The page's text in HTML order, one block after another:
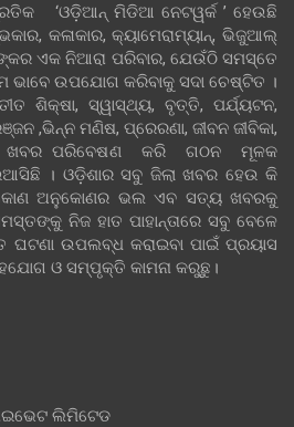
‘ଓଡ଼ିଆନ୍‍ ମିଡିଆ ନେଟୱର୍କ ’ ହେଉଛି
କଳାକାର, କ୍ୟାମେରାମ୍ୟାନ୍, ଭିଜୁଆଲ୍
ଏକ ନିଆରା ପରିବାର, ଯେଉଁଠି ସମସ୍ତେ
ଉପଯୋଗ କରିବାକୁ ସଦା ଚେଷ୍ଟିତ ।
ଶିକ୍ଷା, ସ୍ୱାସ୍ଥ୍ୟ, ବୃତ୍ତି, ପର୍ଯ୍ୟଟନ,
,ଭିନ୍ନ ମଣିଷ, ପ୍ରେରଣା, ଜୀବନ ଜୀବିକା,
ଖବର ପରିବେଷଣ କରି ଗଠନ ମୂଳକ
। ଓଡ଼ିଶାର ସବୁ ଜିଲା ଖବର ହେଉ କି
ଅନୁକୋଣର ଭଲ ଏବ ସତ୍ୟ ଖବରକୁ
ନିଜ ହାତ ପାହାନ୍ତାରେ ସବୁ ବେଳେ
ଉପଲବ୍ଧ କରାଇବା ପାଇଁ ପ୍ରୟାସ
ଓ ସମ୍ପୃକ୍ତି କାମନା କରୁଛୁ।
ଲିମିଟେଡ